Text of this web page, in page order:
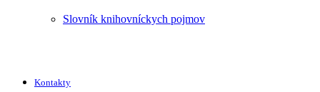
Slovník knihovníckych pojmov
Kontakty